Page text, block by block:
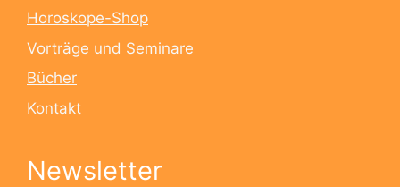
Horoskope-Shop
Vorträge und Seminare
Bücher
Kontakt
Newsletter